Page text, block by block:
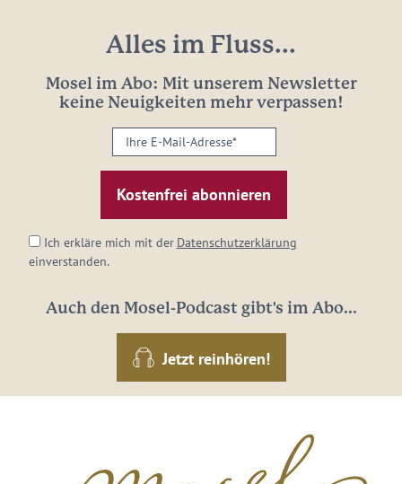
Alles im Fluss...
Mosel im Abo: Mit unserem Newsletter
keine Neuigkeiten mehr verpassen!
Ihre
E-
Mail-
Adresse:
Ich erkläre mich mit der Datenschutzerklärung
einverstanden.
Auch den Mosel-Podcast gibt's im Abo...
Jetzt reinhören!